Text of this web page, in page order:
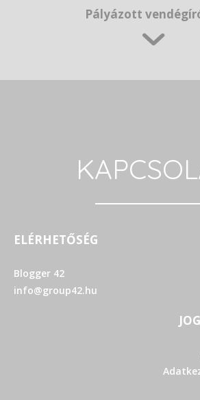
Pályázott
ELÉRHETŐSÉG
Blogger 42
info@group42.hu